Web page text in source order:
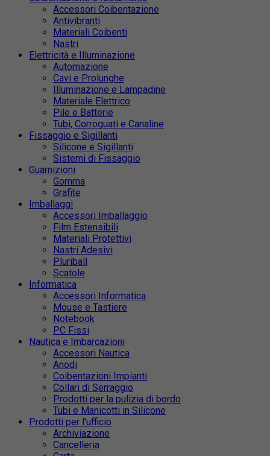
Accessori Coibentazione
Antivibranti
Materiali Coibenti
Nastri
Elettricità e Illuminazione
Automazione
Cavi e Prolunghe
Illuminazione e Lampadine
Materiale Elettrico
Pile e Batterie
Tubi, Corroguati e Canaline
Fissaggio e Sigillanti
Silicone e Sigillanti
Sistemi di Fissaggio
Guarnizioni
Gomma
Grafite
Imballaggi
Accessori Imballaggio
Film Estensibili
Materiali Protettivi
Nastri Adesivi
Pluriball
Scatole
Informatica
Accessori Informatica
Mouse e Tastiere
Notebook
PC Fissi
Nautica e Imbarcazioni
Accessori Nautica
Anodi
Coibentazioni Impianti
Collari di Serraggio
Prodotti per la pulizia di bordo
Tubi e Manicotti in Silicone
Prodotti per l'ufficio
Archiviazione
Cancelleria